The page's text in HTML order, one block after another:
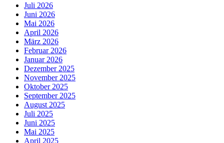
Juli 2026
Juni 2026
Mai 2026
April 2026
März 2026
Februar 2026
Januar 2026
Dezember 2025
November 2025
Oktober 2025
September 2025
August 2025
Juli 2025
Juni 2025
Mai 2025
April 2025